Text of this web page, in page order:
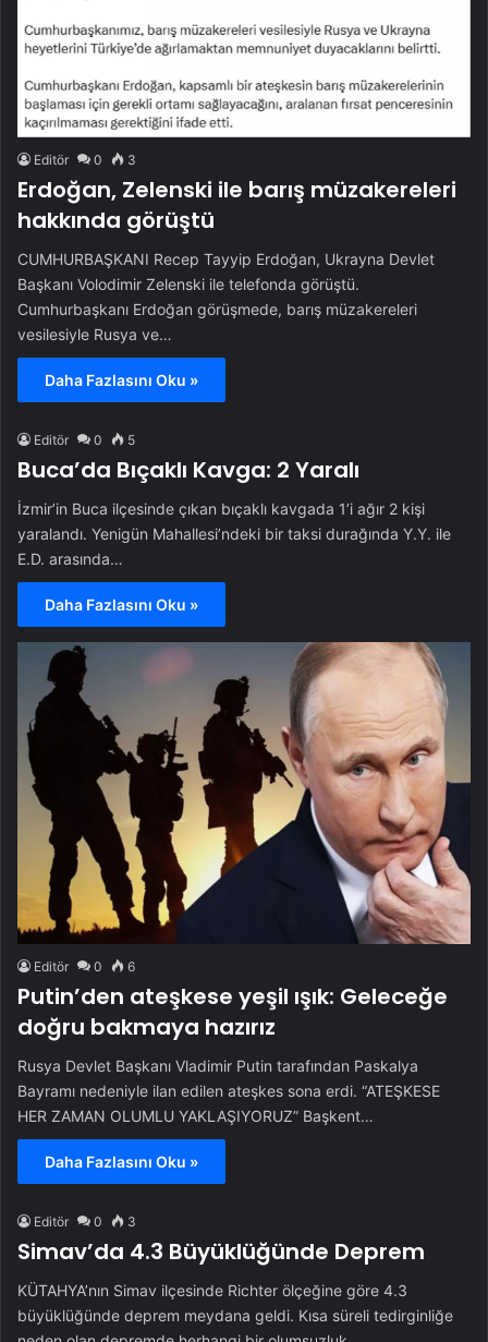
Editör 0 3
Erdoğan, Zelenski ile barış müzakereleri
hakkında görüştü
CUMHURBAŞKANI Recep Tayyip Erdoğan, Ukrayna Devlet
Başkanı Volodimir Zelenski ile telefonda görüştü.
Cumhurbaşkanı Erdoğan görüşmede, barış müzakereleri
vesilesiyle Rusya ve…
Daha Fazlasını Oku »
Editör 0 5
Buca’da Bıçaklı Kavga: 2 Yaralı
İzmir’in Buca ilçesinde çıkan bıçaklı kavgada 1’i ağır 2 kişi
yaralandı. Yenigün Mahallesi’ndeki bir taksi durağında Y.Y. ile
E.D. arasında…
Daha Fazlasını Oku »
Editör 0 6
Putin’den ateşkese yeşil ışık: Geleceğe
doğru bakmaya hazırız
Rusya Devlet Başkanı Vladimir Putin tarafından Paskalya
Bayramı nedeniyle ilan edilen ateşkes sona erdi. “ATEŞKESE
HER ZAMAN OLUMLU YAKLAŞIYORUZ” Başkent…
Daha Fazlasını Oku »
Editör 0 3
Simav’da 4.3 Büyüklüğünde Deprem
KÜTAHYA’nın Simav ilçesinde Richter ölçeğine göre 4.3
büyüklüğünde deprem meydana geldi. Kısa süreli tedirginliğe